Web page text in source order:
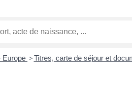
Europe > Titres, carte de séjour et